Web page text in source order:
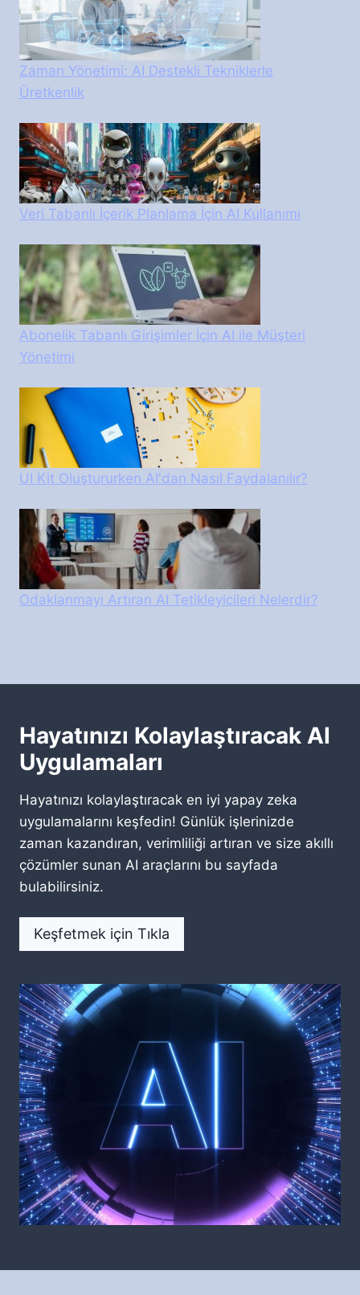
Zaman Yönetimi: AI Destekli Tekniklerle
Üretkenlik
Veri Tabanlı İçerik Planlama İçin AI Kullanımı
Abonelik Tabanlı Girişimler İçin AI ile Müşteri
Yönetimi
UI Kit Oluştururken AI'dan Nasıl Faydalanılır?
Odaklanmayı Artıran AI Tetikleyicileri Nelerdir?
Hayatınızı Kolaylaştıracak AI
Uygulamaları
Hayatınızı kolaylaştıracak en iyi yapay zeka
uygulamalarını keşfedin! Günlük işlerinizde
zaman kazandıran, verimliliği artıran ve size akıllı
çözümler sunan AI araçlarını bu sayfada
bulabilirsiniz.
Keşfetmek için Tıkla